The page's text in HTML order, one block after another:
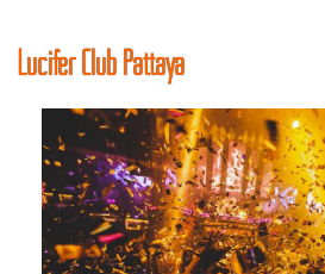
Lucifer Club Pattaya